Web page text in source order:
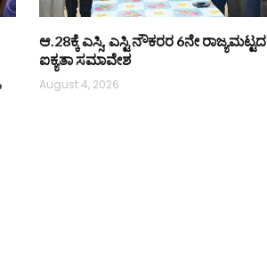
ಆ.28ಕ್ಕೆ ಎಸ್ಸಿ, ಎಸ್ಟಿ ನೌಕರರ 6ನೇ ರಾಜ್ಯಮಟ್ಟದ
ಐಕ್ಯತಾ ಸಮಾವೇಶ
August 4, 2026